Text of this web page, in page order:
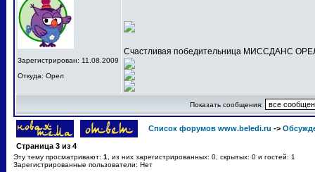
Зарегистрирован: 11.08.2009
Откуда: Орел
Счастливая победительница МИССДАНС
Показать сообщения:
Список форумов www.beledi.ru ->
Страница 3 из 4
Эту тему просматривают: 1
, из них зарегистрированных: 0, скрытых: 0 и гостей: 1
Зарегистрированные пользователи: Нет